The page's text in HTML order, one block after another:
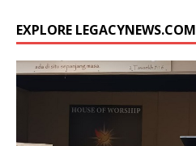
EXPLORE LEGACYNEWS.COM